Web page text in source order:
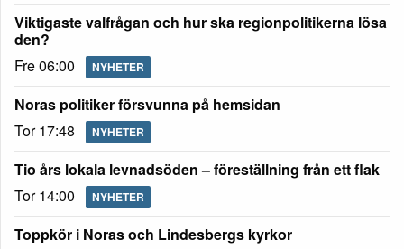
Viktigaste valfrågan och hur ska regionpolitikerna lösa
den?
Fre 06:00
NYHETER
Noras politiker försvunna på hemsidan
Tor 17:48
NYHETER
Tio års lokala levnadsöden – föreställning från ett flak
Tor 14:00
NYHETER
Toppkör i Noras och Lindesbergs kyrkor